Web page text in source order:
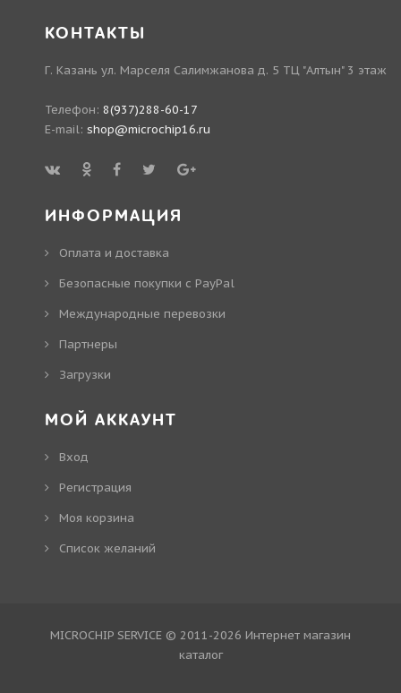
КОНТАКТЫ
Г. Казань ул. Марселя Салимжанова д. 5 ТЦ "Алтын" 3 этаж
Телефон: 8(937)288-60-17
E-mail: shop@microchip16.ru
ИНФОРМАЦИЯ
Оплата и доставка
Безопасные покупки с PayPal
Международные перевозки
Партнеры
Загрузки
МОЙ АККАУНТ
Вход
Регистрация
Моя корзина
Cписок желаний
MICROCHIP SERVICE © 2011-2026 Интернет магазин
каталог